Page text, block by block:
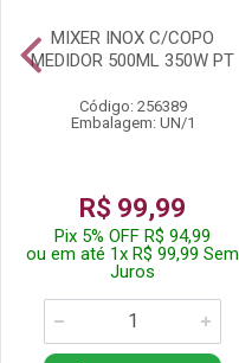
MIXER INOX C/COPO
MEDIDOR 500ML 350W PT
Código: 256389
Embalagem: UN/1
R$ 99,99
Pix 5% OFF R$ 94,99
ou em até 1x R$ 99,99 Sem
Juros